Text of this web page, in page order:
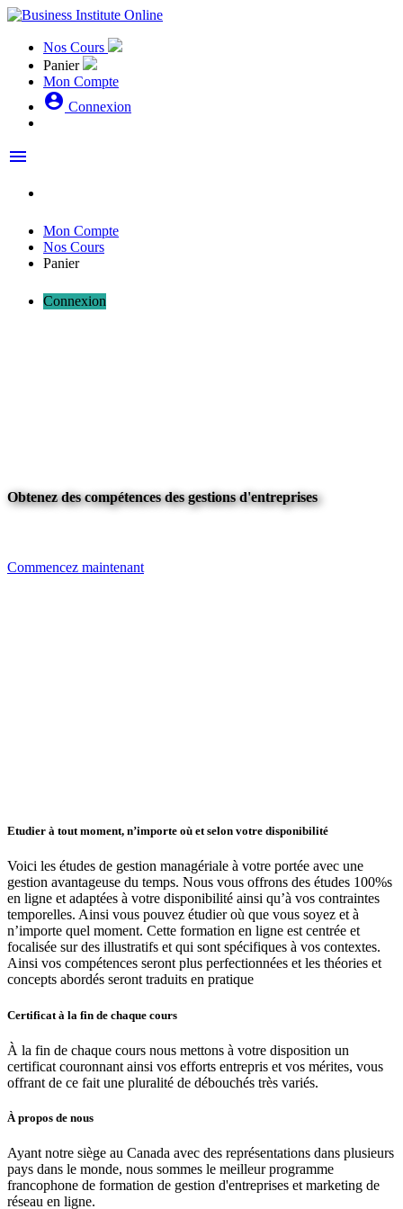
Nos Cours
Panier
Mon Compte
account_circle Connexion
menu
Mon Compte
Nos Cours
Panier
Connexion
Obtenez des compétences des gestions d'entreprises
Commencez maintenant
Etudier à tout moment, n’importe où et selon votre disponibilité
Voici les études de gestion managériale à votre portée avec une
gestion avantageuse du temps. Nous vous offrons des études 100%s
en ligne et adaptées à votre disponibilité ainsi qu’à vos contraintes
temporelles. Ainsi vous pouvez étudier où que vous soyez et à
n’importe quel moment. Cette formation en ligne est centrée et
focalisée sur des illustratifs et qui sont spécifiques à vos contextes.
Ainsi vos compétences seront plus perfectionnées et les théories et
concepts abordés seront traduits en pratique
Certificat à la fin de chaque cours
À la fin de chaque cours nous mettons à votre disposition un
certificat couronnant ainsi vos efforts entrepris et vos mérites, vous
offrant de ce fait une pluralité de débouchés très variés.
À propos de nous
Ayant notre siège au Canada avec des représentations dans plusieurs
pays dans le monde, nous sommes le meilleur programme
francophone de formation de gestion d'entreprises et marketing de
réseau en ligne.